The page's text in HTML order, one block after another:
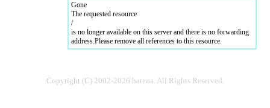
Gone
The requested resource
/
is no longer available on this server and there is no forwarding
address.Please remove all references to this resource.
Copyright (C) 2002-2026 hatena. All Rights Reserved.